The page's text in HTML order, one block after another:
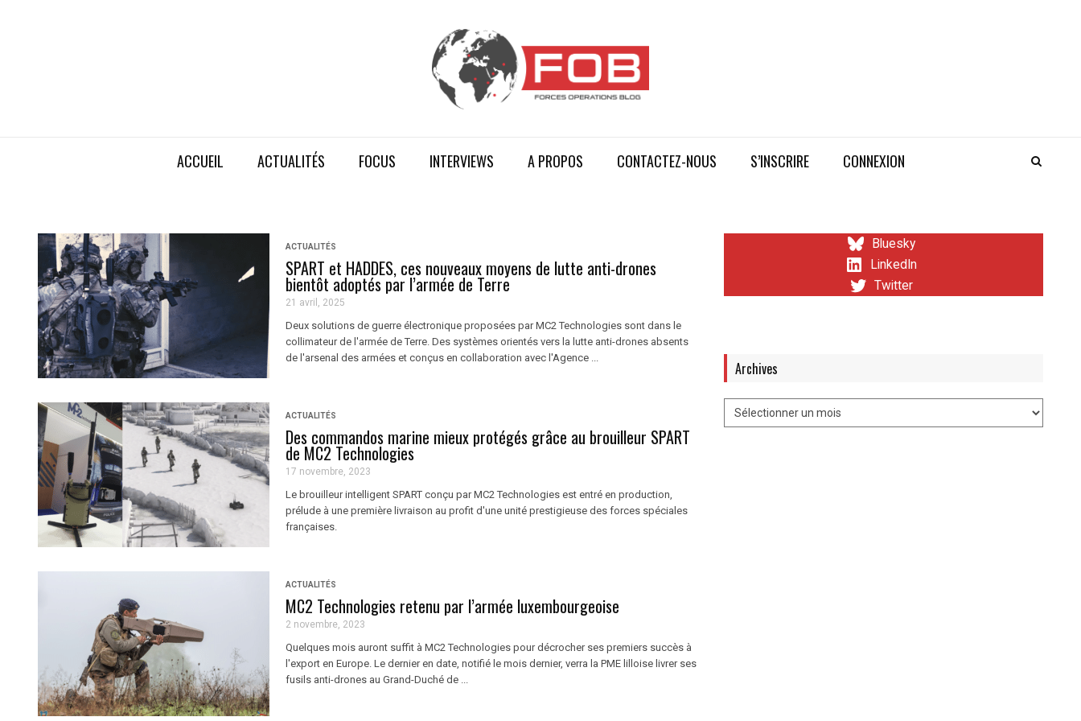
ACCUEIL ACTUALITÉS FOCUS INTERVIEWS A PROPOS CONTACTEZ-NOUS S’INSCRIRE CONNEXION
ACTUALITÉS
SPART et HADDES, ces nouveaux moyens de lutte anti-drones
bientôt adoptés par l’armée de Terre
21 avril, 2025
Deux solutions de guerre électronique proposées par MC2 Technologies sont dans le
collimateur de l'armée de Terre. Des systèmes orientés vers la lutte anti-drones absents
de l'arsenal des armées et conçus en collaboration avec l'Agence ...
ACTUALITÉS
Des commandos marine mieux protégés grâce au brouilleur SPART
de MC2 Technologies
17 novembre, 2023
Le brouilleur intelligent SPART conçu par MC2 Technologies est entré en production,
prélude à une première livraison au profit d'une unité prestigieuse des forces spéciales
françaises.
ACTUALITÉS
MC2 Technologies retenu par l’armée luxembourgeoise
2 novembre, 2023
Quelques mois auront suffit à MC2 Technologies pour décrocher ses premiers succès à
l'export en Europe. Le dernier en date, notifié le mois dernier, verra la PME lilloise livrer ses
fusils anti-drones au Grand-Duché de ...
Bluesky
LinkedIn
Twitter
Archives